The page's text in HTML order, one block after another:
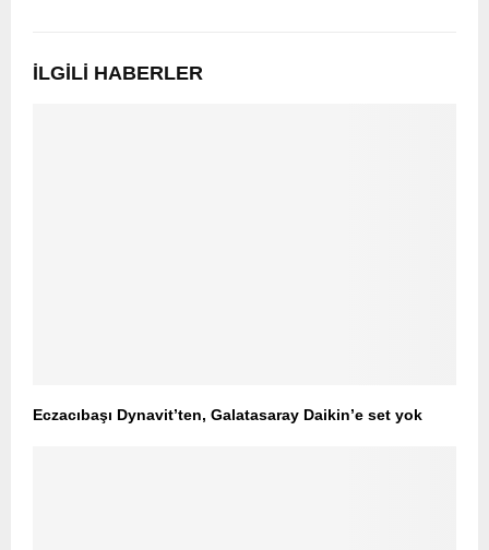
İLGILI HABERLER
Eczacıbaşı Dynavit’ten, Galatasaray Daikin’e set yok